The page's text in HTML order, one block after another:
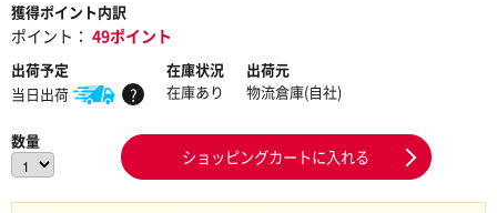
獲得ポイント内訳
ポイント： 49ポイント
出荷予定
当日出荷
?
在庫状況
在庫あり
出荷元
物流倉庫(自社)
数量
ショッピングカートに入れる